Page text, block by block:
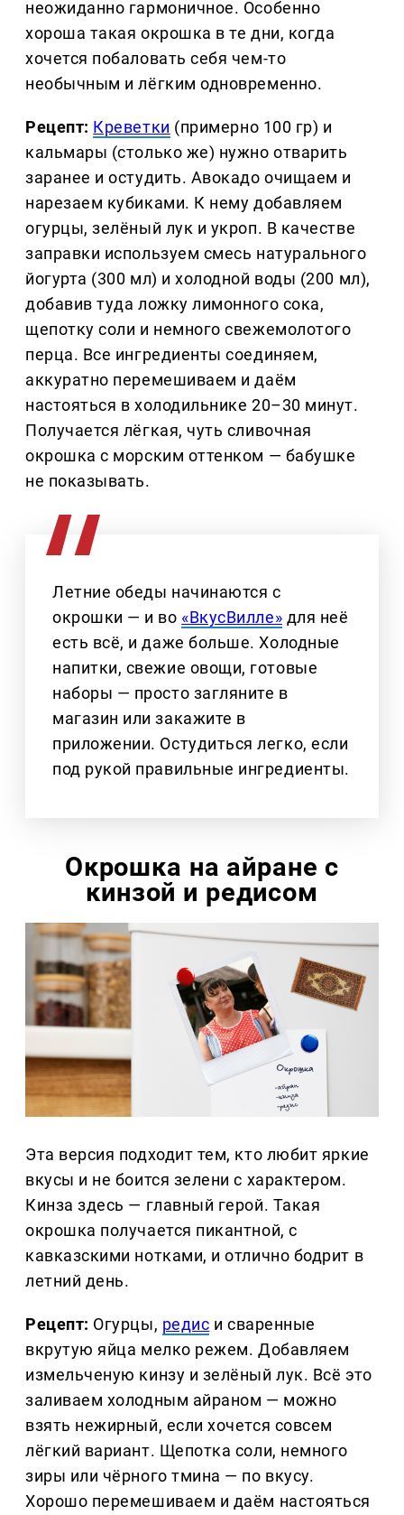
неожиданно гармоничное. Особенно
хороша такая окрошка в те дни, когда
хочется побаловать себя чем-то
необычным и лёгким одновременно.
Рецепт: Креветки (примерно 100 гр) и
кальмары (столько же) нужно отварить
заранее и остудить. Авокадо очищаем и
нарезаем кубиками. К нему добавляем
огурцы, зелёный лук и укроп. В качестве
заправки используем смесь натурального
йогурта (300 мл) и холодной воды (200 мл),
добавив туда ложку лимонного сока,
щепотку соли и немного свежемолотого
перца. Все ингредиенты соединяем,
аккуратно перемешиваем и даём
настояться в холодильнике 20–30 минут.
Получается лёгкая, чуть сливочная
окрошка с морским оттенком — бабушке
не показывать.
Летние обеды начинаются с
окрошки — и во «ВкусВилле» для неё
есть всё, и даже больше. Холодные
напитки, свежие овощи, готовые
наборы — просто загляните в
магазин или закажите в
приложении. Остудиться легко, если
под рукой правильные ингредиенты.
Окрошка на айране с
кинзой и редисом
Эта версия подходит тем, кто любит яркие
вкусы и не боится зелени с характером.
Кинза здесь — главный герой. Такая
окрошка получается пикантной, с
кавказскими нотками, и отлично бодрит в
летний день.
Рецепт: Огурцы, редис и сваренные
вкрутую яйца мелко режем. Добавляем
измельченую кинзу и зелёный лук. Всё это
заливаем холодным айраном — можно
взять нежирный, если хочется совсем
лёгкий вариант. Щепотка соли, немного
зиры или чёрного тмина — по вкусу.
Хорошо перемешиваем и даём настояться